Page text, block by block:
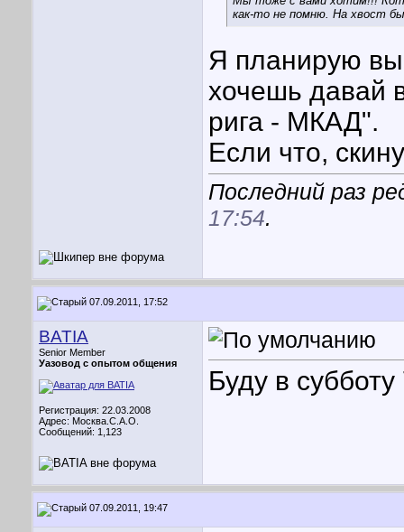
как-то не помню. На хвост
Я планирую
хочешь давай
рига - МКАД".
Если что,
Последний раз
17:54.
07.09.2011, 17:52
BATIA
Senior Member
Уазовод с опытом общения
Регистрация: 22.03.2008
Адрес: Москва.С.А.О.
Сообщений: 1,123
Буду в
07.09.2011, 19:47